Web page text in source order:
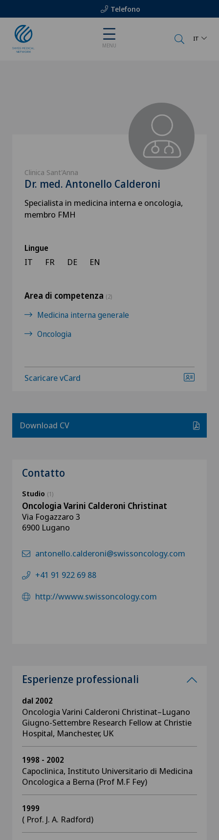
Telefono
MENU
IT
Clinica Sant'Anna
Dr. med. Antonello Calderoni
Specialista in medicina interna e oncologia,
membro FMH
Lingue
IT FR DE EN
Area di competenza (2)
Medicina interna generale
Oncologia
Scaricare vCard
Download CV
Contatto
Studio (1)
Oncologia Varini Calderoni Christinat
Via Fogazzaro 3
6900 Lugano
antonello.calderoni@swissoncology.com
+41 91 922 69 88
http://wwww.swissoncology.com
Esperienze professionali
dal 2002
Oncologia Varini Calderoni Christinat–Lugano
Giugno-Settembre Research Fellow at Christie
Hospital, Manchester, UK
1998 - 2002
Capoclinica, Instituto Universitario di Medicina
Oncologica a Berna (Prof M.F Fey)
1999
( Prof. J. A. Radford)